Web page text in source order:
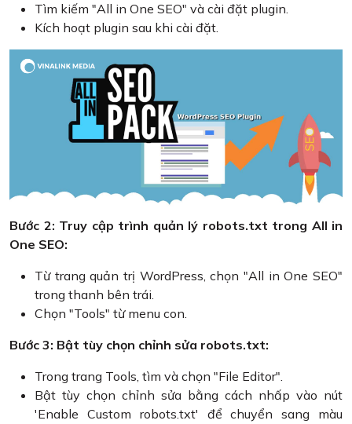
Tìm kiếm "All in One SEO" và cài đặt plugin.
Kích hoạt plugin sau khi cài đặt.
Bước 2: Truy cập trình quản lý robots.txt trong All in
One SEO:
Từ trang quản trị WordPress, chọn "All in One SEO"
trong thanh bên trái.
Chọn "Tools" từ menu con.
Bước 3: Bật tùy chọn chỉnh sửa robots.txt:
Trong trang Tools, tìm và chọn "File Editor".
Bật tùy chọn chỉnh sửa bằng cách nhấp vào nút
'Enable Custom robots.txt' để chuyển sang màu